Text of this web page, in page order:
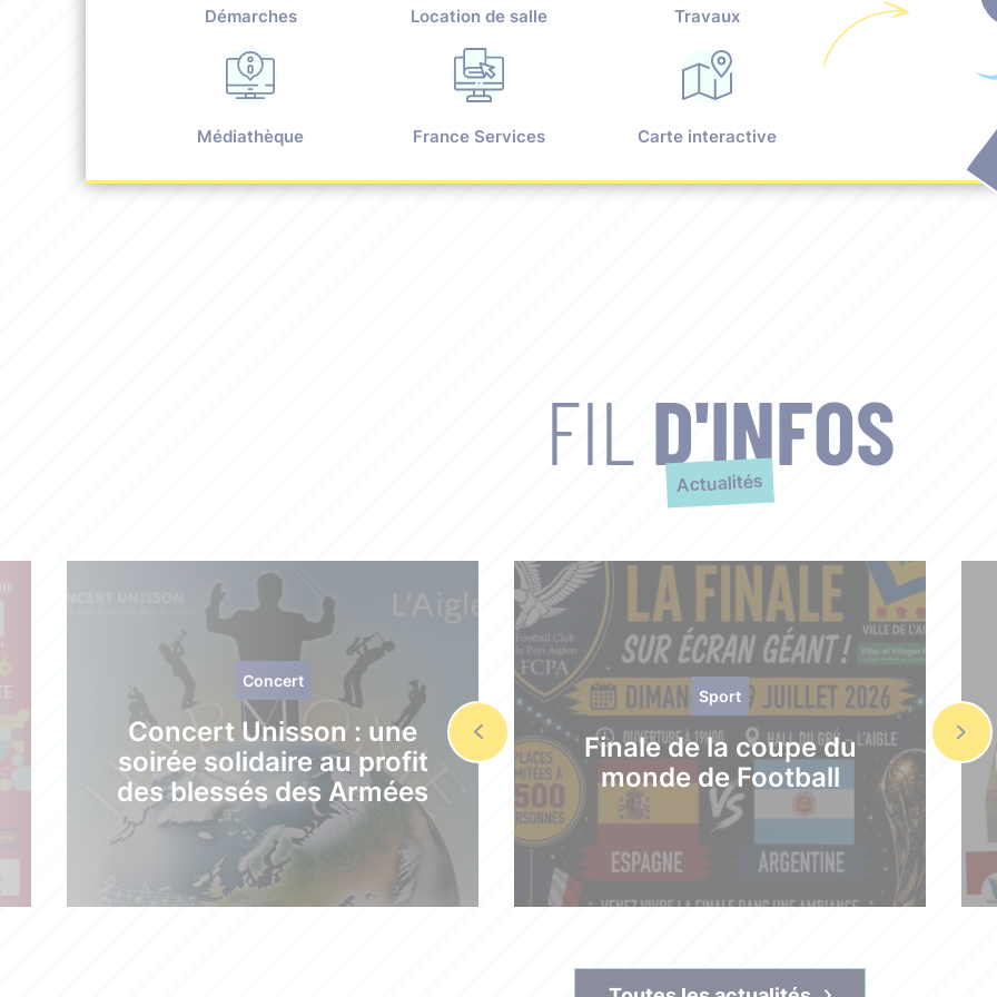
Démarches Location de salle Travaux
Médiathèque France Services Carte interactive
FIL D'INFOS
Actualités
Concert
Concert Unisson : une
soirée solidaire au profit
des blessés des Armées
Sport
Finale de la coupe du
monde de Football